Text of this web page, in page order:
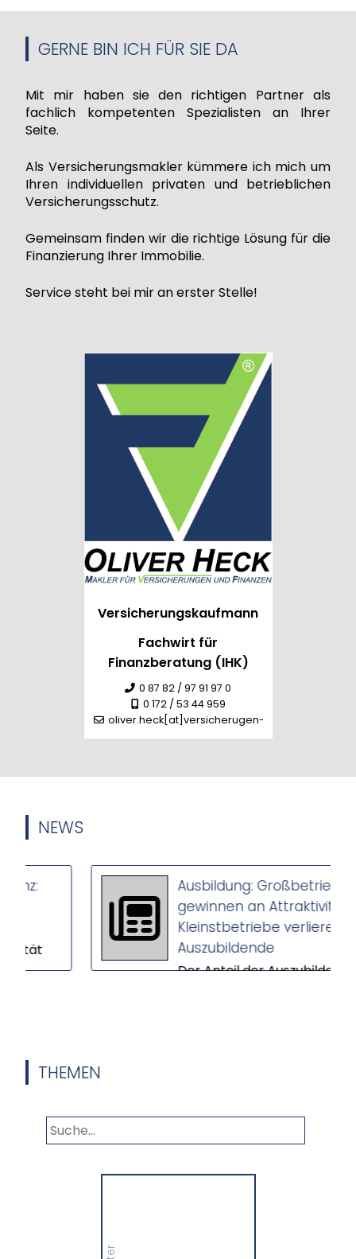
GERNE BIN ICH FÜR SIE DA
Mit mir haben sie den richtigen Partner als
fachlich kompetenten Spezialisten an Ihrer
Seite.
Als Versicherungsmakler kümmere ich mich um
Ihren individuellen privaten und betrieblichen
Versicherungsschutz.
Gemeinsam finden wir die richtige Lösung für die
Finanzierung Ihrer Immobilie.
Service steht bei mir an erster Stelle!
Versicherungskaufmann
Fachwirt für
Finanzberatung (IHK)
0 87 82 / 97 91 97 0
0 172 / 53 44 959
oliver.heck[at]versicherugen-heck.de
NEWS
Ausbildung: Großbetriebe
gewinnen an Attraktivität –
Kleinstbetriebe verlieren
Auszubildende
Der Anteil der Auszubildenden
THEMEN
Gewerbethemen. Bleiben